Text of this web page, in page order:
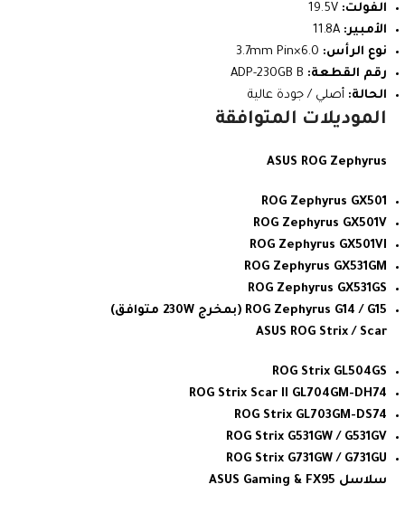
الفولت:
الأمبير:
نوع الرأس:
رقم القطعة:
الحالة: أصلي / جودة عالية
الموديلات المتوافقة
ASUS ROG Zephyrus
ROG Zephyrus GX501
ROG Zephyrus GX501V
ROG Zephyrus GX501VI
ROG Zephyrus GX531GM
ROG Zephyrus GX531GS
ROG Zephyrus G14 / G15 (بمخرج 230W متوافق)
ASUS ROG Strix / Scar
ROG Strix GL504GS
ROG Strix Scar II GL704GM-DH74
ROG Strix GL703GM-DS74
ROG Strix G531GW / G531GV
ROG Strix G731GW / G731GU
سلاسل ASUS Gaming & FX95